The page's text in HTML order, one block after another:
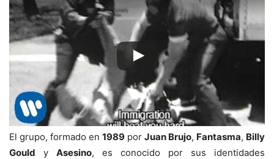
El grupo, formado en 1989 por Juan Brujo, Fantasma, Billy
Gould y Asesino, es conocido por sus identidades